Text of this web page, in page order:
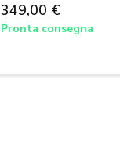
349,00 €
Pronta consegna